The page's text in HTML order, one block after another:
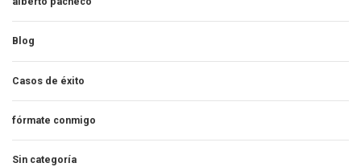
Blog
Casos de éxito
fórmate conmigo
Sin categoría